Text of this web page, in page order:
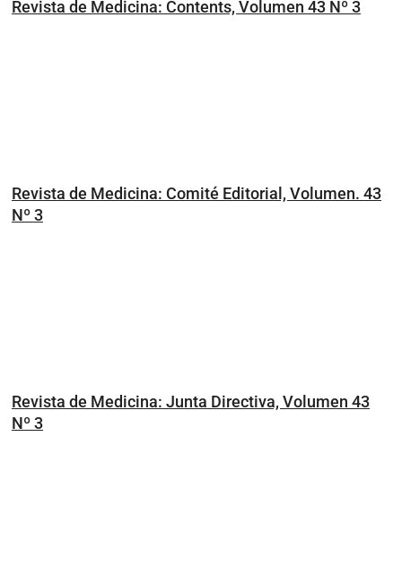
Revista de Medicina: Contents, Volumen 43 Nº 3
Revista de Medicina: Comité Editorial, Volumen. 43
Nº 3
Revista de Medicina: Junta Directiva, Volumen 43
Nº 3